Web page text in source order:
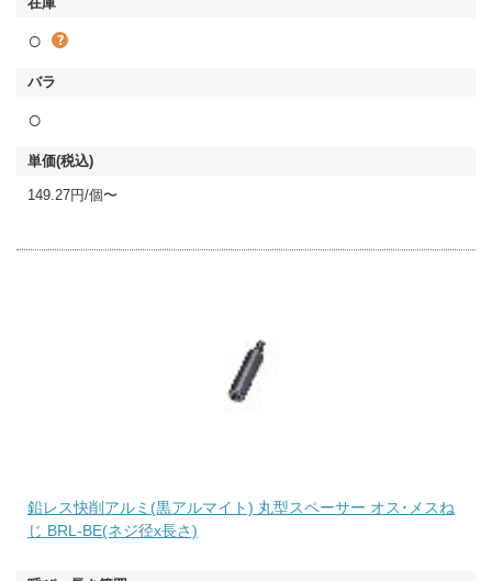
○
○
149.27円/個〜
鉛レス快削アルミ(黒アルマイト) 丸型スペーサー オス･メスね
じ BRL-BE(ネジ径x長さ)